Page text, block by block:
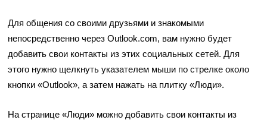
Для общения со своими друзьями и знакомыми
непосредственно через Outlook.com, вам нужно будет
добавить свои контакты из этих социальных сетей. Для
этого нужно щелкнуть указателем мыши по стрелке около
кнопки «Outlook», а затем нажать на плитку «Люди».
На странице «Люди» можно добавить свои контакты из